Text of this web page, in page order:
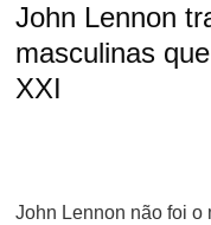
John Lennon
masculinas
XXI
John Lennon não foi